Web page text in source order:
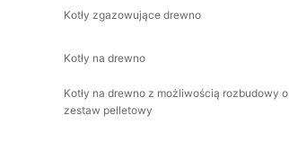
Kotły zgazowujące drewno
Kotły na drewno
Kotły na drewno z możliwością rozbudowy o
zestaw pelletowy